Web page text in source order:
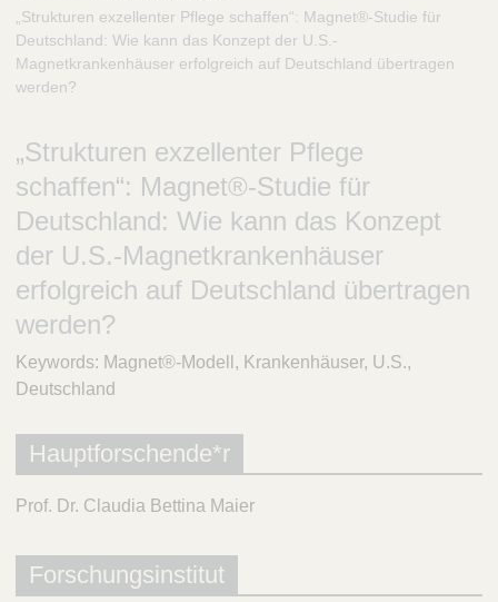
.
B
r
a
-
S
t
i
t
u
g
„Strukturen exzellenter Pflege schaffen“: Magnet®-Studie für
Deutschland: Wie kann das Konzept der U.S.-
Magnetkrankenhäuser erfolgreich auf Deutschland übertragen
werden?
„Strukturen exzellenter Pflege
schaffen“: Magnet®-Studie für
Deutschland: Wie kann das Konzept
der U.S.-Magnetkrankenhäuser
erfolgreich auf Deutschland übertragen
werden?
Keywords: Magnet®-Modell, Krankenhäuser, U.S.,
Deutschland
Hauptforschende*r
Prof. Dr. Claudia Bettina Maier
Forschungsinstitut